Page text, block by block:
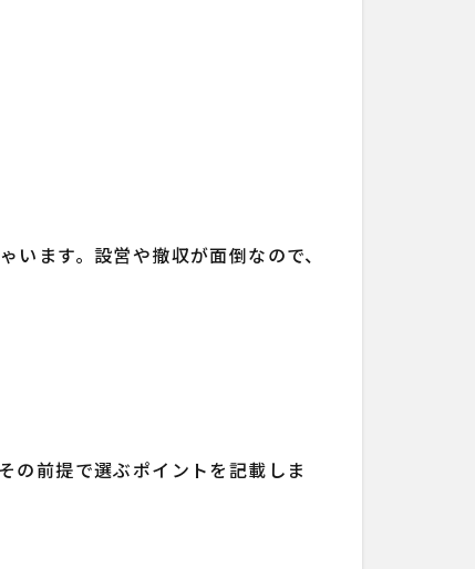
ます。設営や撤収が面倒なので、
の前提で選ぶポイントを記載しま